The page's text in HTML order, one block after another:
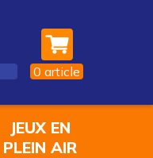
0 article
JEUX EN
PLEIN AIR